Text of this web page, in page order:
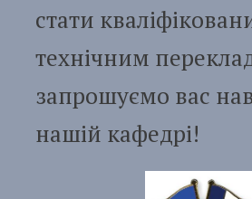
стати
технічним
запрошуємо вас
нашій кафедрі!